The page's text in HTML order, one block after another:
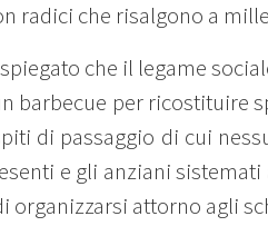
radici che risalgono a
che il legame
barbecue per ricostituire
di passaggio di cui
e gli anziani
organizzarsi attorno agli